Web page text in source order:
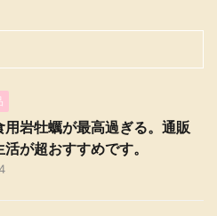
用岩牡蠣が最高過ぎる。通販
が超おすすめです。